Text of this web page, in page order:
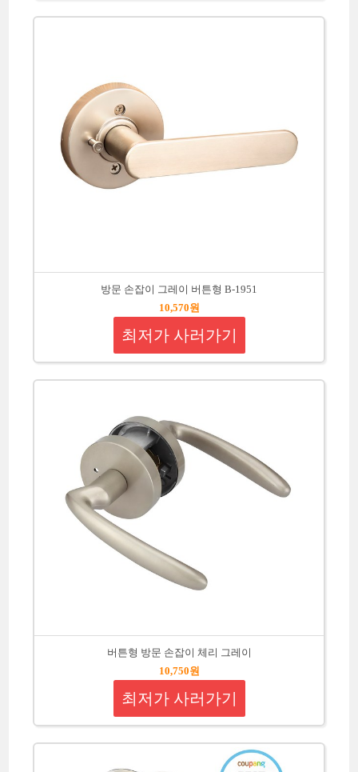
방문 손잡이 그레이 버튼형 B-1951
10,570원
최저가 사러가기
버튼형 방문 손잡이 체리 그레이
10,750원
최저가 사러가기